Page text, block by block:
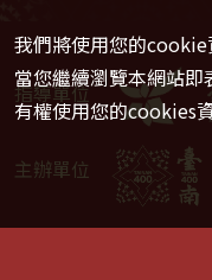
指導單位
主辦單位
我們將使用您的cookie
當您繼續瀏覽本網站
有權使用您的cookies